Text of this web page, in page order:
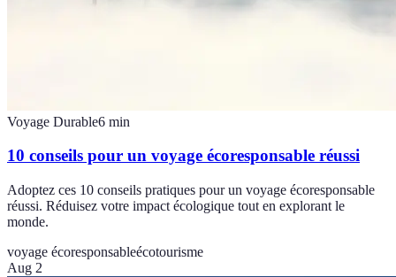
Voyage Durable6 min
10 conseils pour un voyage écoresponsable réussi
Adoptez ces 10 conseils pratiques pour un voyage écoresponsable
réussi. Réduisez votre impact écologique tout en explorant le
monde.
voyage écoresponsableécotourisme
Aug 2